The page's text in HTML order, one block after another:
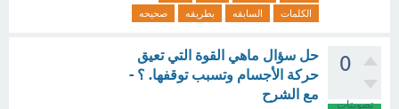
الكلمات
السابقه بطريقه صحيحه
0
تصويتات
حل سؤال ماهي القوة التي تعيق
حركة الأجسام وتسبب توقفها. ؟ -
مع الشرح